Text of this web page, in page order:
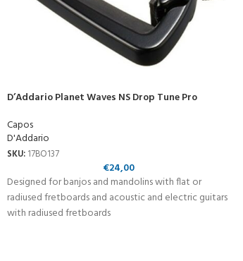
D’Addario Planet Waves NS Drop Tune Pro
Capos
D'Addario
SKU: 17BO137
€24,00
Designed for banjos and mandolins with flat or
radiused fretboards and acoustic and electric guitars
with radiused fretboards